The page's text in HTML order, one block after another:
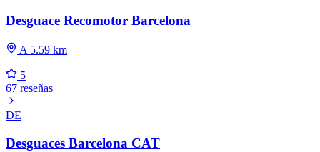
Desguace Recomotor Barcelona
A 5.59 km
5
67 reseñas
DE
Desguaces Barcelona CAT